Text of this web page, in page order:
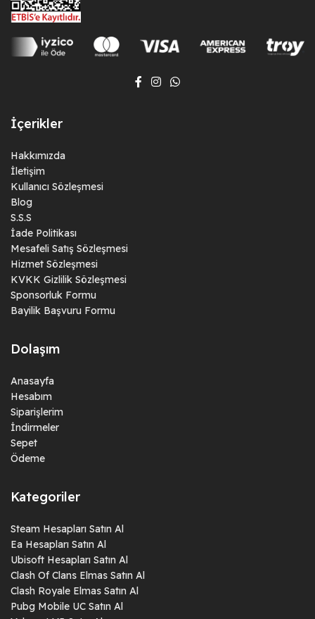
İçerikler
Hakkımızda
İletişim
Kullanıcı Sözleşmesi
Blog
S.S.S
İade Politikası
Mesafeli Satış Sözleşmesi
Hizmet Sözleşmesi
KVKK Gizlilik Sözleşmesi
Sponsorluk Formu
Bayilik Başvuru Formu
Dolaşım
Anasayfa
Hesabım
Siparişlerim
İndirmeler
Sepet
Ödeme
Kategoriler
Steam Hesapları Satın Al
Ea Hesapları Satın Al
Ubisoft Hesapları Satın Al
Clash Of Clans Elmas Satın Al
Clash Royale Elmas Satın Al
Pubg Mobile UC Satın Al